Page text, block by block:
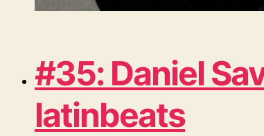
#35: Daniel
latinbeats